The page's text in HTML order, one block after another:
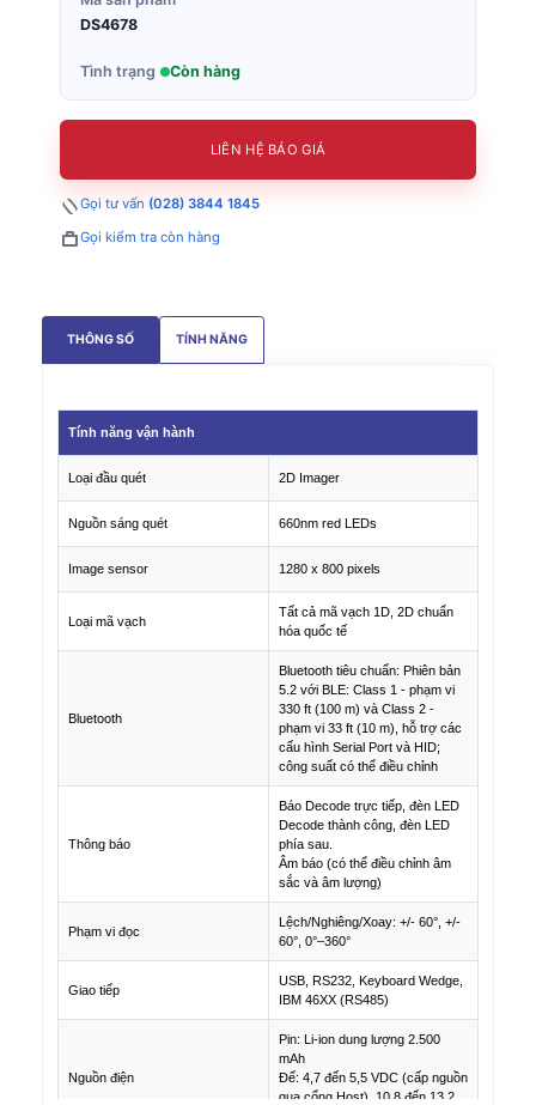
DS4678
Tình trạng Còn hàng
LIÊN HỆ BÁO GIÁ
Gọi tư vấn (028) 3844 1845
Gọi kiểm tra còn hàng
THÔNG SỐ TÍNH NĂNG
Tính năng vận hành
Loại đầu quét 2D Imager
Nguồn sáng quét 660nm red LEDs
Image sensor 1280 x 800 pixels
Loại mã vạch
Tất cả mã vạch 1D, 2D chuẩn
hóa quốc tế
Bluetooth
Bluetooth tiêu chuẩn: Phiên bản
5.2 với BLE: Class 1 - phạm vi
330 ft (100 m) và Class 2 -
phạm vi 33 ft (10 m), hỗ trợ các
cấu hình Serial Port và HID;
công suất có thể điều chỉnh
Thông báo
Báo Decode trực tiếp, đèn LED
Decode thành công, đèn LED
phía sau.
Âm báo (có thể điều chỉnh âm
sắc và âm lượng)
Phạm vi đọc
Lệch/Nghiêng/Xoay: +/- 60°, +/-
60°, 0°–360°
Giao tiếp
USB, RS232, Keyboard Wedge,
IBM 46XX (RS485)
Nguồn điện
Pin: Li-ion dung lượng 2.500
mAh
Đế: 4,7 đến 5,5 VDC (cấp nguồn
qua cổng Host), 10,8 đến 13,2